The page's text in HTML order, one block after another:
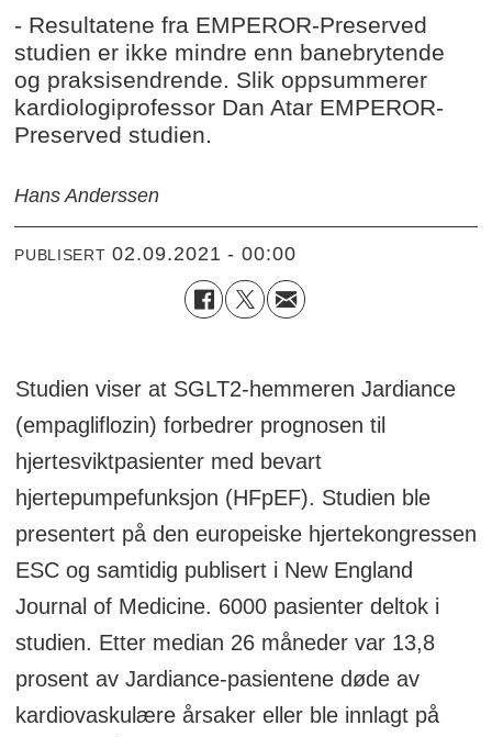
- Resultatene fra EMPEROR-Preserved
studien er ikke mindre enn banebrytende
og praksisendrende. Slik oppsummerer
kardiologiprofessor Dan Atar EMPEROR-
Preserved studien.
Hans Anderssen
PUBLISERT 02.09.2021 - 00:00
Studien viser at SGLT2-hemmeren Jardiance
(empagliflozin) forbedrer prognosen til
hjertesviktpasienter med bevart
hjertepumpefunksjon (HFpEF). Studien ble
presentert på den europeiske hjertekongressen
ESC og samtidig publisert i New England
Journal of Medicine. 6000 pasienter deltok i
studien. Etter median 26 måneder var 13,8
prosent av Jardiance-pasientene døde av
kardiovaskulære årsaker eller ble innlagt på